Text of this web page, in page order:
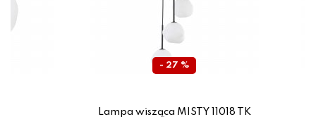
- 27 %
Lampa wisząca MISTY 11018 TK